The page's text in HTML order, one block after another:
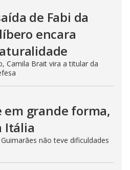
de Fabi da
encara
Camila Brait vira a titular da
em grande forma,
Itália
não teve dificuldades